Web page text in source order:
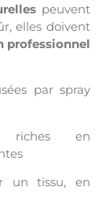
peuvent
elles doivent
professionnel
par spray
en
un tissu, en